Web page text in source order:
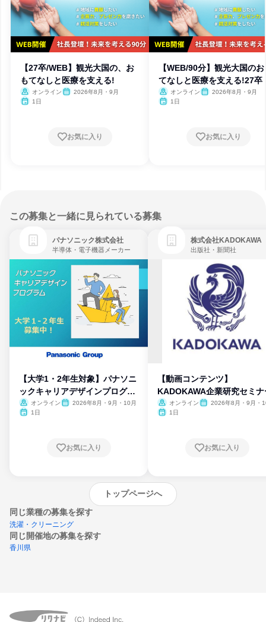
【27卒/WEB】観光大国の、お
もてなしと医療を支える!
オンライン
2026年8月・9月
1日
お気に入り
【WEB/90分】観光大国の
てなしと医療を支える!27卒
オンライン
2026年8月・9月
1日
お気に入り
この募集と一緒に見られている募集
パナソニック株式会社
半導体・電子機器メーカー
【大学1・2年生対象】パナソニ
ックキャリアデザインプログラ
ム
オンライン
2026年8月・9月・10月
1日
お気に入り
株式会社KADOKAWA
出版社・新聞社
【動画コンテンツ】
KADOKAWA企業研究セミナ
オンライン
2026年8月・9月・
1日
お気に入り
トップページへ
同じ業種の募集を探す
洗濯・クリーニング
同じ開催地の募集を探す
香川県